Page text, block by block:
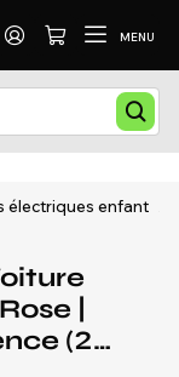
MENU
électriques enfant
|
(2